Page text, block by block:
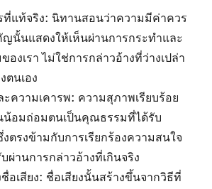
แท้จริง: นิทานสอนว่าความมีค่าควร
นั้นแสดงให้เห็นผ่านการกระทำและ
องเรา ไม่ใช่การกล่าวอ้างที่ว่างเปล่า
ตนเอง
ความเคารพ: ความสุภาพเรียบร้อย
น้อมถ่อมตนเป็นคุณธรรมที่ได้รับ
ตรงข้ามกับการเรียกร้องความสนใจ
ผ่านการกล่าวอ้างที่เกินจริง
อเสียง: ชื่อเสียงนั้นสร้างขึ้นจากวิธีที่